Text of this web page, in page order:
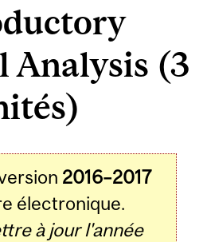
Analysis (3
2016–2017
électronique.
à jour l'année